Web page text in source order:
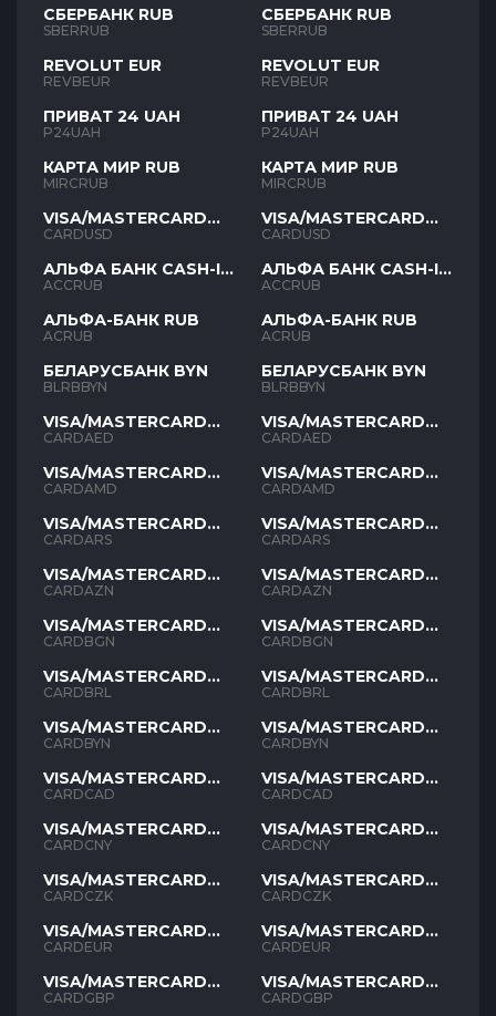
СБЕРБАНК RUB
SBERRUB
REVOLUT EUR
REVBEUR
ПРИВАТ 24 UAH
P24UAH
КАРТА МИР RUB
MIRCRUB
VISA/MASTERCARD
USD
CARDUSD
АЛЬФА БАНК CASH-IN
RUB
ACCRUB
АЛЬФА-БАНК RUB
ACRUB
БЕЛАРУСБАНК BYN
BLRBBYN
VISA/MASTERCARD
AED
CARDAED
VISA/MASTERCARD
AMD
CARDAMD
VISA/MASTERCARD
ARS
CARDARS
VISA/MASTERCARD
AZN
CARDAZN
VISA/MASTERCARD
BGN
CARDBGN
VISA/MASTERCARD
BRL
CARDBRL
VISA/MASTERCARD
BYN
CARDBYN
VISA/MASTERCARD
CAD
CARDCAD
VISA/MASTERCARD
CNY
CARDCNY
VISA/MASTERCARD
CZK
CARDCZK
VISA/MASTERCARD
EUR
CARDEUR
VISA/MASTERCARD
GBP
CARDGBP
СБЕРБАНК RUB
SBERRUB
REVOLUT EUR
REVBEUR
ПРИВАТ 24 UAH
P24UAH
КАРТА МИР RUB
MIRCRUB
VISA/MASTERCARD
USD
CARDUSD
АЛЬФА БАНК CASH-IN
RUB
ACCRUB
АЛЬФА-БАНК RUB
ACRUB
БЕЛАРУСБАНК BYN
BLRBBYN
VISA/MASTERCARD
AED
CARDAED
VISA/MASTERCARD
AMD
CARDAMD
VISA/MASTERCARD
ARS
CARDARS
VISA/MASTERCARD
AZN
CARDAZN
VISA/MASTERCARD
BGN
CARDBGN
VISA/MASTERCARD
BRL
CARDBRL
VISA/MASTERCARD
BYN
CARDBYN
VISA/MASTERCARD
CAD
CARDCAD
VISA/MASTERCARD
CNY
CARDCNY
VISA/MASTERCARD
CZK
CARDCZK
VISA/MASTERCARD
EUR
CARDEUR
VISA/MASTERCARD
GBP
CARDGBP